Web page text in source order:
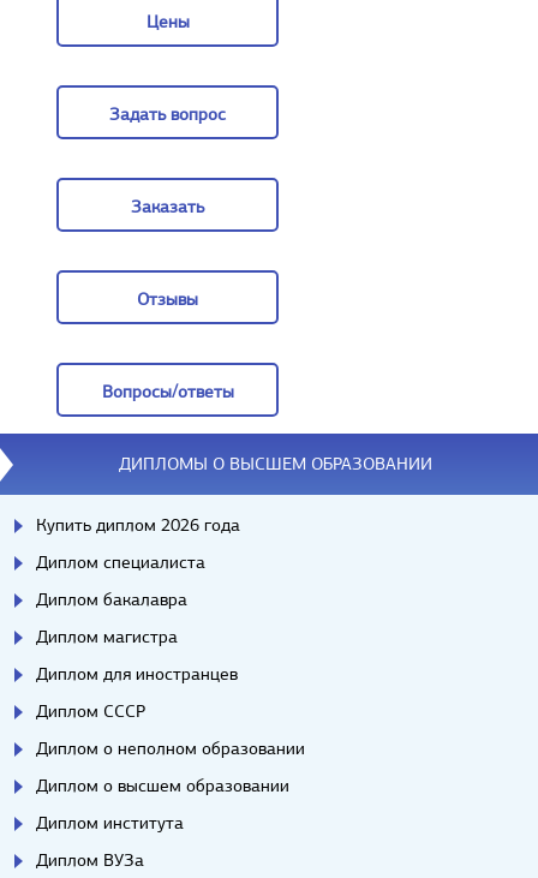
Цены
Задать вопрос
Заказать
Отзывы
Вопросы/ответы
Вопросы/ответы
ДИПЛОМЫ О ВЫСШЕМ ОБРАЗОВАНИИ
Купить диплом 2026 года
Диплом специалиста
Диплом бакалавра
Диплом магистра
Диплом для иностранцев
Диплом СССР
Диплом о неполном образовании
Диплом о высшем образовании
Диплом института
Диплом ВУЗа